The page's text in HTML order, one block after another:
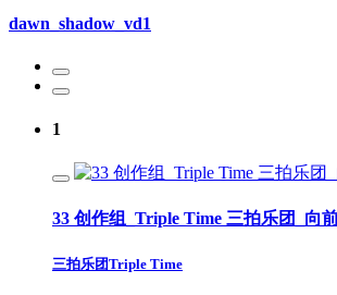
dawn_shadow_vd1
1
33 创作组_Triple Time 三拍乐团_向
三拍乐团Triple Time